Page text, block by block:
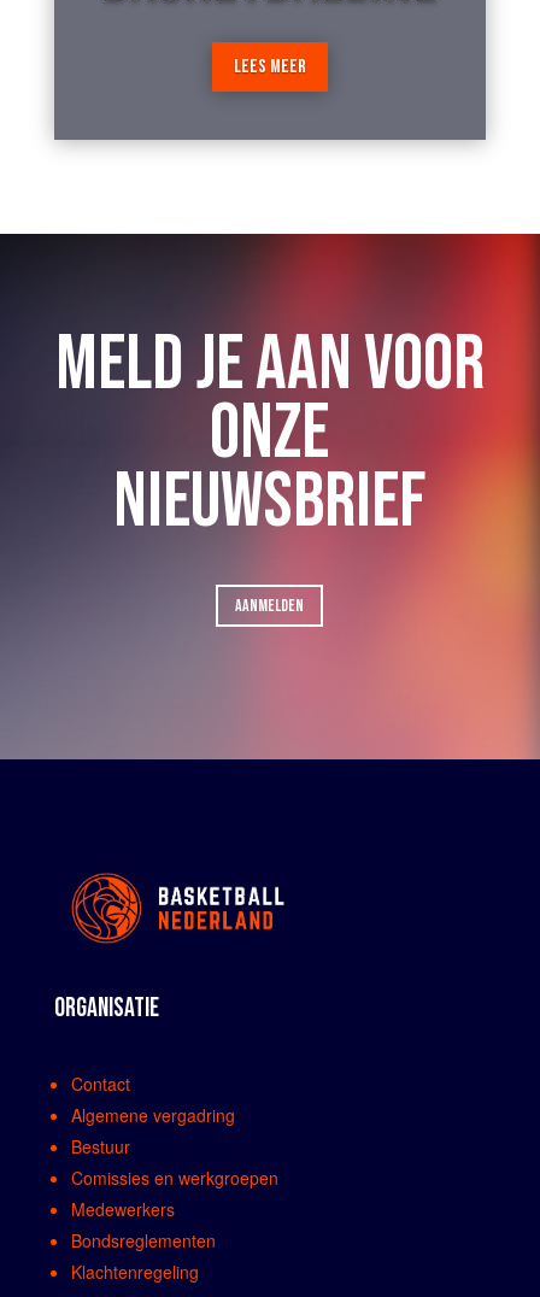
LEES MEER
MELD JE AAN VOOR
ONZE
NIEUWSBRIEF
AANMELDEN
ORGANISATIE
Contact
Algemene vergadring
Bestuur
Comissies en werkgroepen
Medewerkers
Bondsreglementen
Klachtenregeling